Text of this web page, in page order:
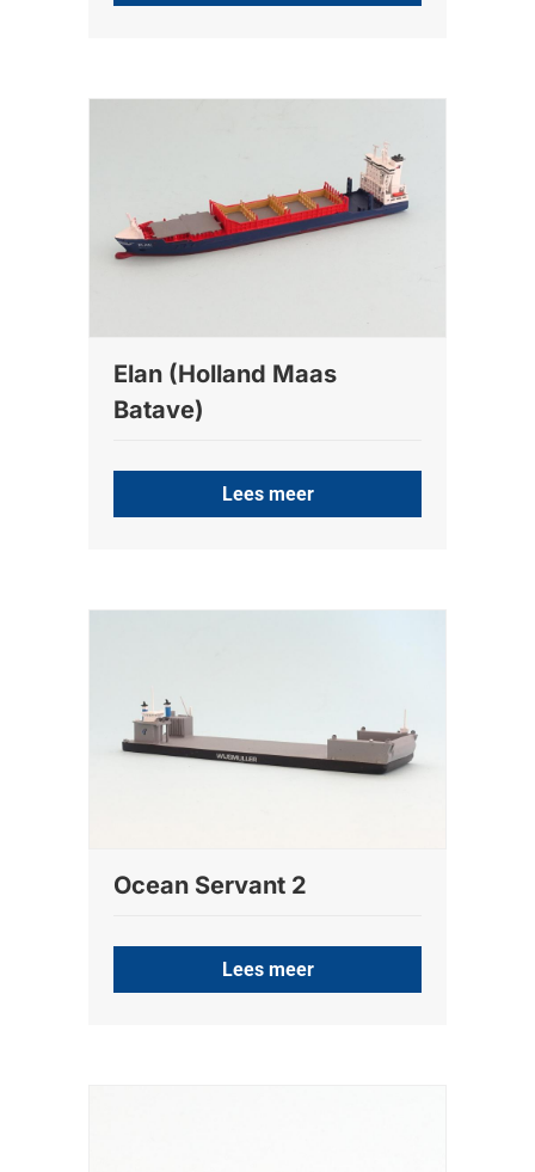
Elan (Holland Maas
Batave)
Lees meer
Ocean Servant 2
Lees meer